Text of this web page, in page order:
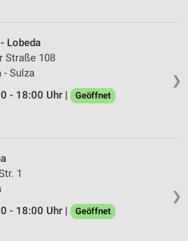
❯
Lobeda
Straße 108
- Sulza
- 18:00 Uhr |
Geöffnet
❯
1
- 18:00 Uhr |
Geöffnet